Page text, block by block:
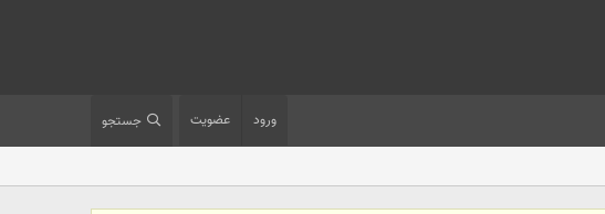
ورود عضویت جستجو